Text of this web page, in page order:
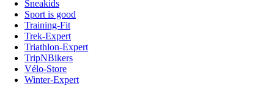
Sneakids
Sport is good
Training-Fit
Trek-Expert
Triathlon-Expert
TripNBikers
Vélo-Store
Winter-Expert